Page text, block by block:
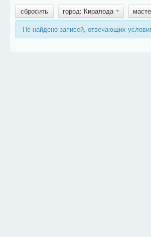
сбросить
город: Киралода
Не найдено записей, отвечающих